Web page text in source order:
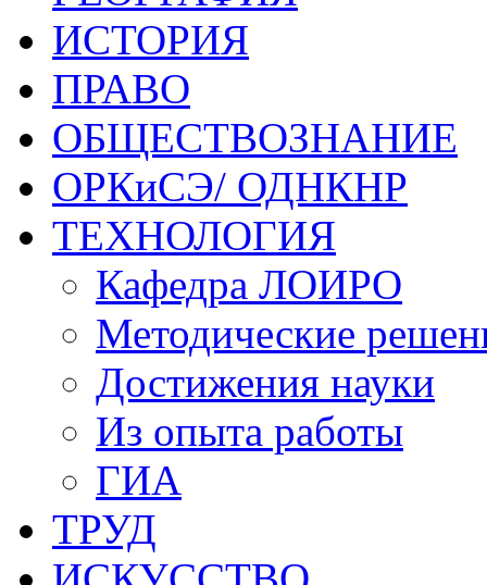
ИСТОРИЯ
ПРАВО
ОБЩЕСТВОЗНАНИЕ
ОРКиСЭ/ ОДНКНР
ТЕХНОЛОГИЯ
Кафедра ЛОИРО
Методические
Достижения науки
Из опыта работы
ГИА
ТРУД